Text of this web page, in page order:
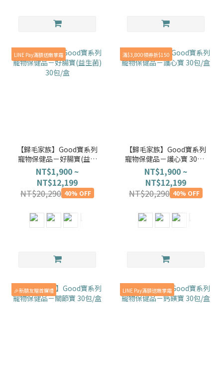
LINE Pay滿額送嫩掌霜
【歸毛家族】Good寶系列
寵物保健品－好腸寶(益生
菌) 30包/盒
NT$1,900 ~
NT$12,199
NT$20,290 40% OFF
滿$3,800領券折$150
【歸毛家族】Good寶系列
寵物保健品－護心寶 30包/
盒
NT$1,900 ~
NT$12,199
NT$20,290 40% OFF
🎉新朋友贈首購禮 LINE Pay滿額送嫩掌霜